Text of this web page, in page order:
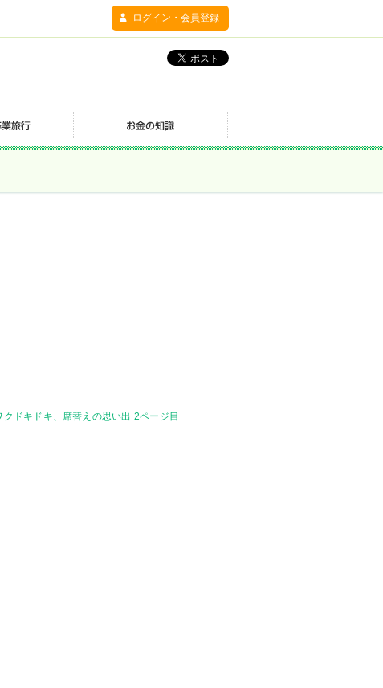
ログイン・会員登録
ドキドキ、席替えの思い出 2ページ目